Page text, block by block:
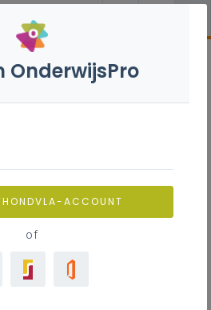
OnderwijsPro
ACCOUNT
of